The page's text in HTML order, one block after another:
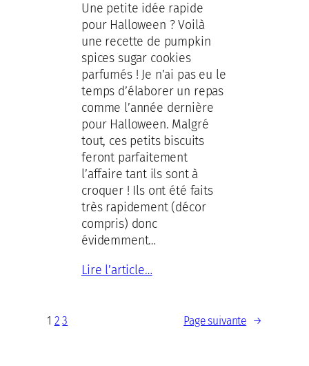
Une petite idée rapide
pour Halloween ? Voilà
une recette de pumpkin
spices sugar cookies
parfumés ! Je n’ai pas eu le
temps d’élaborer un repas
comme l’année dernière
pour Halloween. Malgré
tout, ces petits biscuits
feront parfaitement
l’affaire tant ils sont à
croquer ! Ils ont été faits
très rapidement (décor
compris) donc
évidemment…
Lire l’article…
1 2 3 Page suivante →